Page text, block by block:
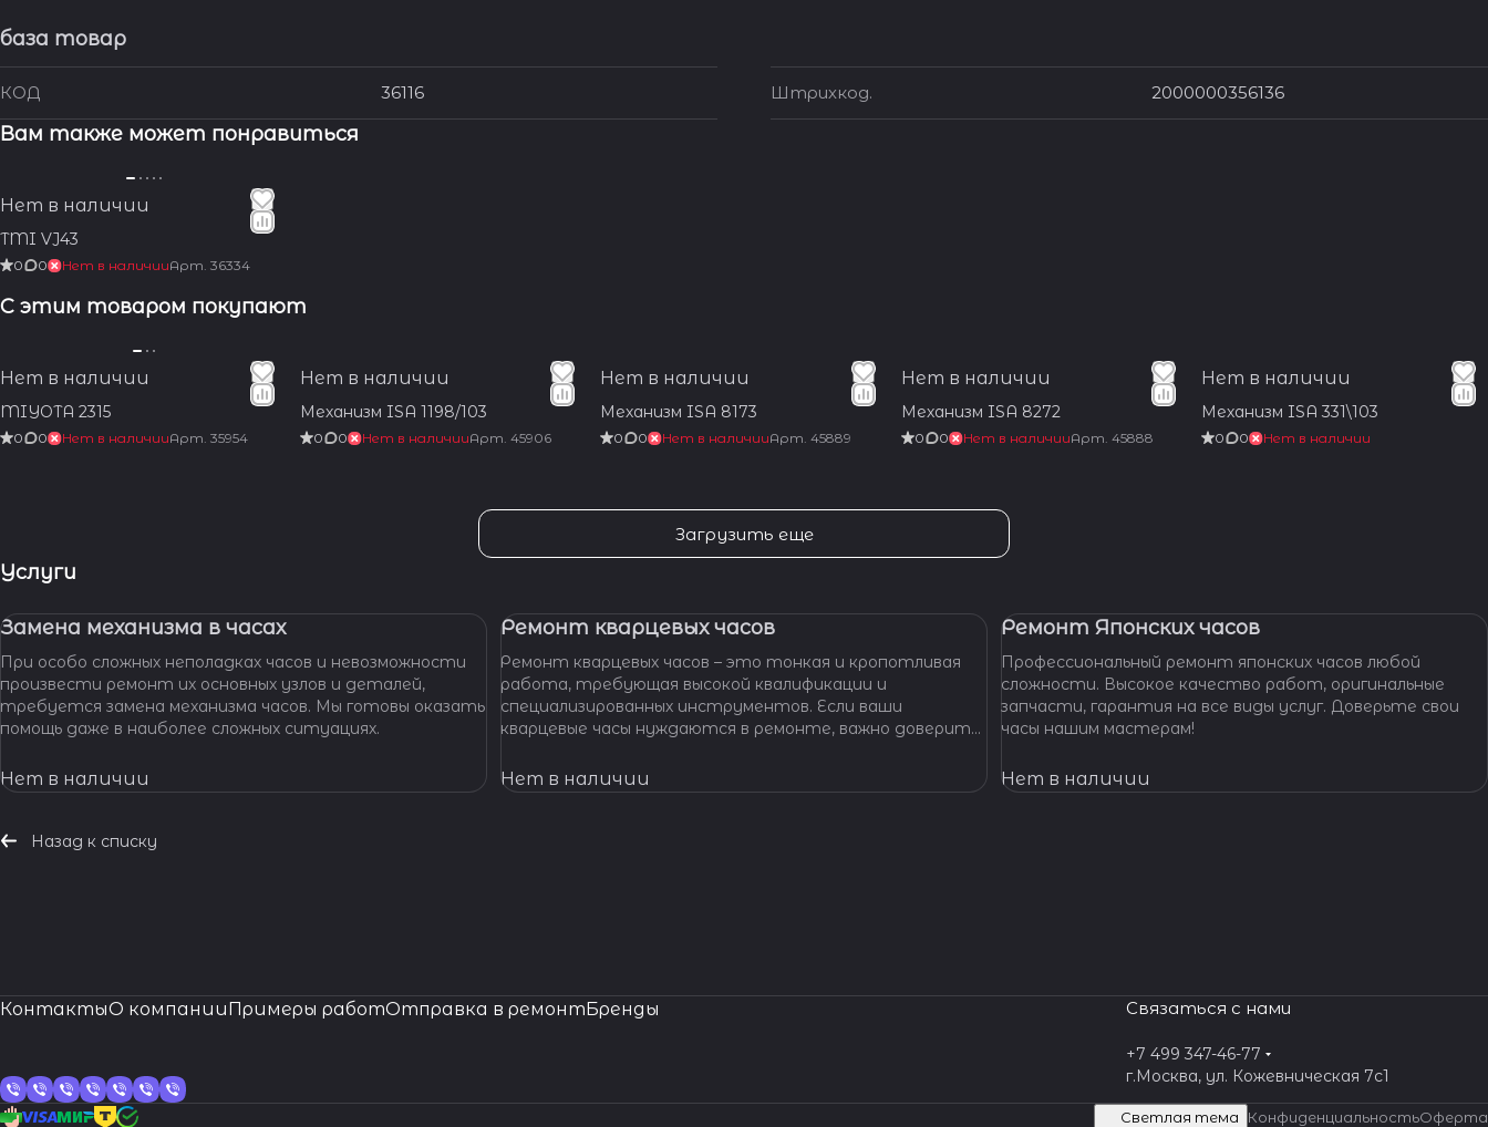
база товар
КОД 36116 Штрихкод. 2000000356136
Вам также может понравиться
Нет в наличии
TMI VJ43
0 0 Нет в наличииАрт. 36334
С этим товаром покупают
Нет в наличии
MIYOTA 2315
0 0 Нет в наличииАрт. 35954
Нет в наличии
Механизм ISA 1198/103
0 0 Нет в наличииАрт.45906
Нет в наличии
Механизм ISA 8173
0 0 Нет в наличииАрт.45889
Нет в наличии
Механизм ISA 8272
0 0 Нет в наличииАрт. 45888
Нет в наличии
Механизм ISA 331\103
0 0 Нет в наличии
Загрузить еще
Услуги
Замена механизма в часах
При особо сложных неполадках часов и невозможности
произвести ремонт их основных узлов и деталей,
требуется замена механизма часов. Мы готовы оказать
помощь даже в наиболее сложных ситуациях.
Нет в наличии
Ремонт кварцевых часов
Ремонт кварцевых часов – это тонкая и кропотливая
работа, требующая высокой квалификации и
специализированных инструментов. Если ваши
кварцевые часы нуждаются в ремонте, важно доверить
диагностировать проблему и предложить
эффективное решение.
Нет в наличии
Ремонт Японских часов
Профессиональный ремонт японских часов любой
сложности. Высокое качество работ, оригинальные
запчасти, гарантия на все виды услуг. Доверьте свои
часы нашим мастерам!
Нет в наличии
Назад к списку
КонтактыО компании Примеры работОтправка в ремонт Бренды Связаться с нами
+7 499 347-46-77
г.Москва, ул. Кожевническая 7c1
Светлая тема КонфиденциальностьОферта